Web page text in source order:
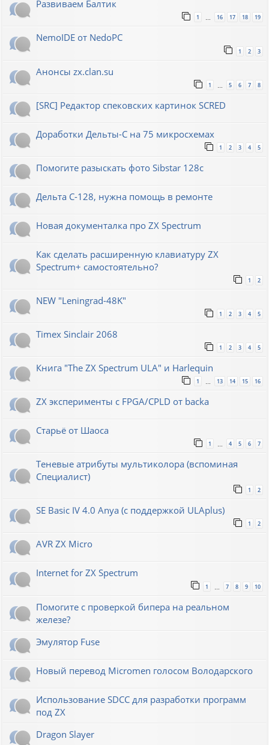
Развиваем Балтик
1 … 16 17 18 19
NemoIDE от NedoPC
1 2 3
Анонсы zx.clan.su
1 5 6 7 8
[SRC] Редактор спековских картинок SCRED
Доработки Дельты-С на 75 микросхемах
1 2 3 4 5
Помогите разыскать фото Sibstar 128с
Дельта С-128, нужна помощь в ремонте
Новая документалка про ZX Spectrum
Как сделать расширенную клавиатуру ZX
Spectrum+ самостоятельно?
1 2
NEW "Leningrad-48K"
1 2 3 4 5
Timex Sinclair 2068
1 2 3 4 5
Книга "The ZX Spectrum ULA" и Harlequin
1 … 13 14 15 16
ZX эксперименты с FPGA/CPLD от backa
Старьё от Шаоса
1 … 4 5 6 7
Теневые атрибуты мультиколора (вспоминая
Специалист)
1 2
SE Basic IV 4.0 Anya (с поддержкой ULAplus)
1 2
AVR ZX Micro
Internet for ZX Spectrum
1 7 8 9 10
Помогите с проверкой бипера на реальном
железе?
Эмулятор Fuse
Новый перевод Micromen голосом Володарского
Использование SDCC для разработки программ
под ZX
Dragon Slayer